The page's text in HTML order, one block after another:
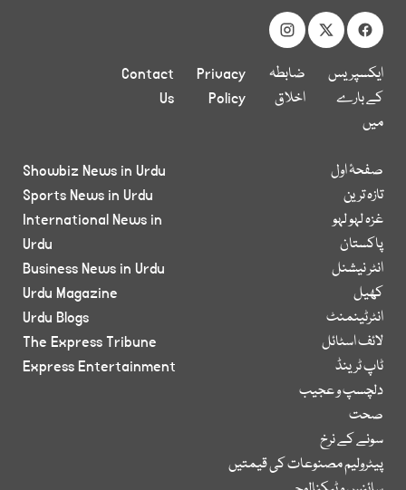
ایکسپریس
کے بارے
میں
ضابطہ
اخلاق
Privacy
Policy
Contact
Us
صفحۂ اول
تازہ ترین
غزہ لہو لہو
پاکستان
انٹر نیشنل
کھیل
انٹرٹینمنٹ
لائف اسٹائل
ٹاپ ٹرینڈ
دلچسپ و عجیب
صحت
سونے کے نرخ
پیٹرولیم مصنوعات کی قیمتیں
Showbiz News in Urdu
Sports News in Urdu
International News in
Urdu
Business News in Urdu
Urdu Magazine
Urdu Blogs
The Express Tribune
Express Entertainment